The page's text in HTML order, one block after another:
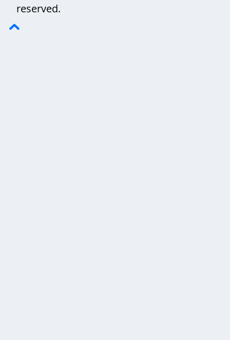
reserved.